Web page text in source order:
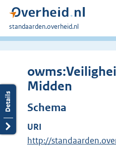
U
bent
standaarden.overheid.nl
Midden
Schema
URI
http://